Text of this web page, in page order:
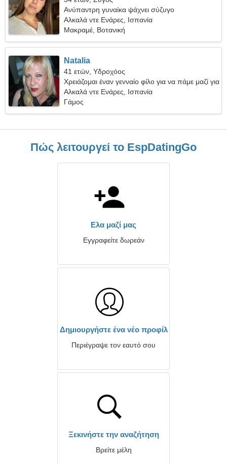
Ανύπαντρη γυναίκα ψάχνει σύζυγο
Αλκαλά ντε Ενάρες, Ισπανία
Μακραμέ, Βοτανική
Natalia
41 ετών, Υδροχόος
Χρειάζομαι έναν γενναίο φίλο για να πάμε μαζί για
κατασκήνωση
Αλκαλά ντε Ενάρες, Ισπανία
Γάμος
Πώς λειτουργεί το EspDatingGo
Ελα μαζί μας
Εγγραφείτε δωρεάν
Δημιουργήστε ένα νέο προφίλ
Περιέγραψε τον εαυτό σου
Ξεκινήστε την αναζήτηση
Βρείτε μέλη